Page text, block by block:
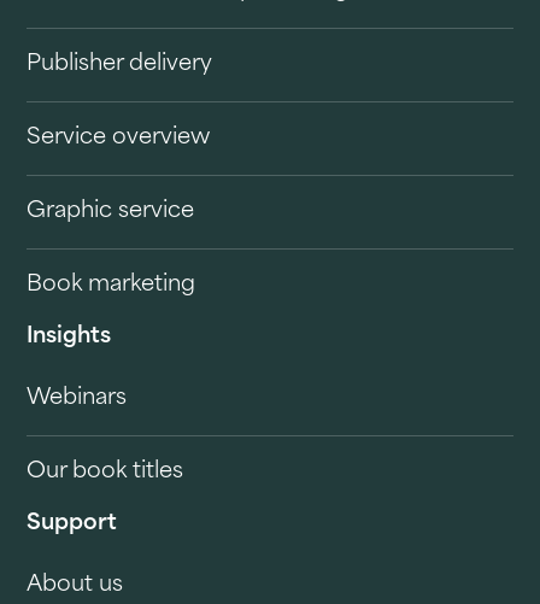
Publisher delivery
Service overview
Graphic service
Book marketing
Insights
Webinars
Our book titles
Support
About us